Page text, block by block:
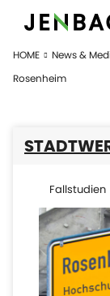
HOME News &
Rosenheim
Fallstudien